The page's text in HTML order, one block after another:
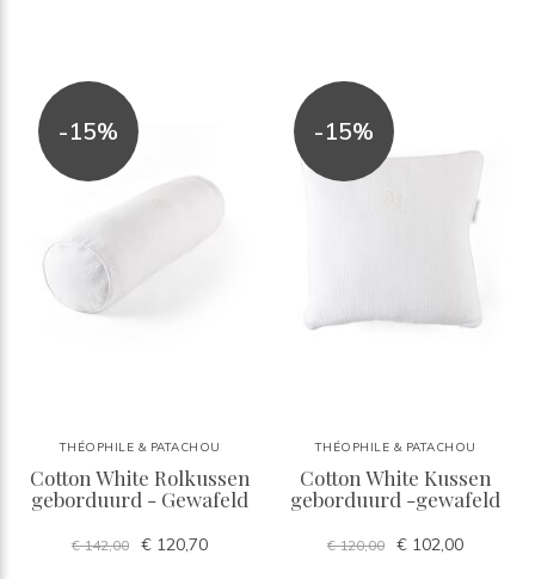
-15%
THÉOPHILE & PATACHOU
Cotton White Rolkussen
geborduurd - Gewafeld
€ 142,00 € 120,70
-15%
THÉOPHILE & PATACHOU
Cotton White Kussen
geborduurd -gewafeld
€ 120,00 € 102,00